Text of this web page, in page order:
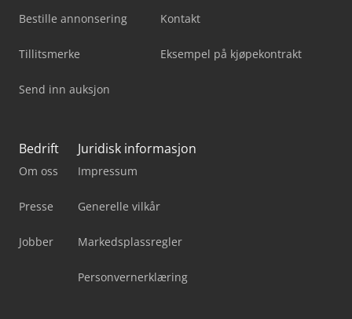
Bestille annonsering
Tillitsmerke
Send inn auksjon
Kontakt
Eksempel på kjøpekontrakt
Bedrift
Om oss
Presse
Jobber
Juridisk informasjon
Impressum
Generelle vilkår
Markedsplassregler
Personvernerklæring